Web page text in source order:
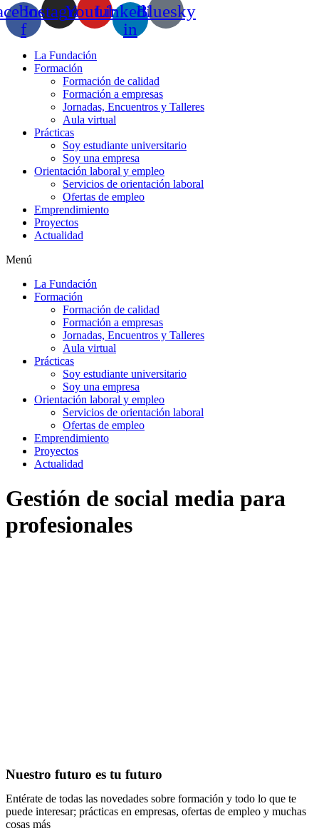
f
InstagramYoutubeLinkedin-
in
Bluesky
La Fundación
Formación
Formación de calidad
Formación a empresas
Jornadas, Encuentros y Talleres
Aula virtual
Prácticas
Soy estudiante universitario
Soy una empresa
Orientación laboral y empleo
Servicios de orientación laboral
Ofertas de empleo
Emprendimiento
Proyectos
Actualidad
Menú
La Fundación
Formación
Formación de calidad
Formación a empresas
Jornadas, Encuentros y Talleres
Aula virtual
Prácticas
Soy estudiante universitario
Soy una empresa
Orientación laboral y empleo
Servicios de orientación laboral
Ofertas de empleo
Emprendimiento
Proyectos
Actualidad
Gestión de social media para
profesionales
Nuestro futuro es tu futuro
Entérate de todas las novedades sobre formación y todo lo que te
puede interesar; prácticas en empresas, ofertas de empleo y muchas
cosas más